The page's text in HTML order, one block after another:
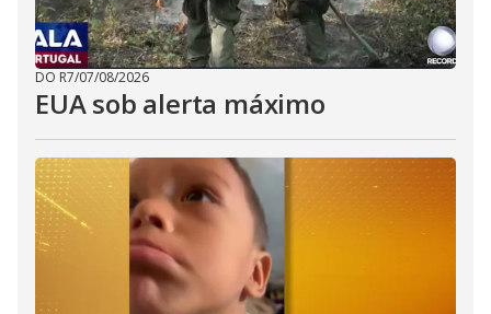
DO R7/07/08/2026
EUA sob alerta máximo